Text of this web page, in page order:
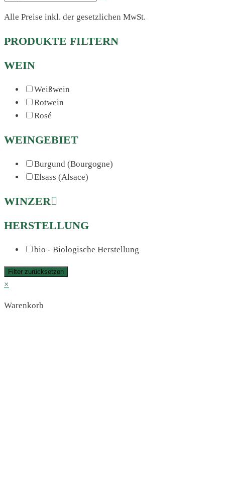
Alle Preise inkl. der gesetzlichen MwSt.
PRODUKTE FILTERN
WEIN
Weißwein
Rotwein
Rosé
WEINGEBIET
Burgund (Bourgogne)
Elsass (Alsace)
WINZER
HERSTELLUNG
bio - Biologische Herstellung
Filter zurücksetzen
×
Warenkorb